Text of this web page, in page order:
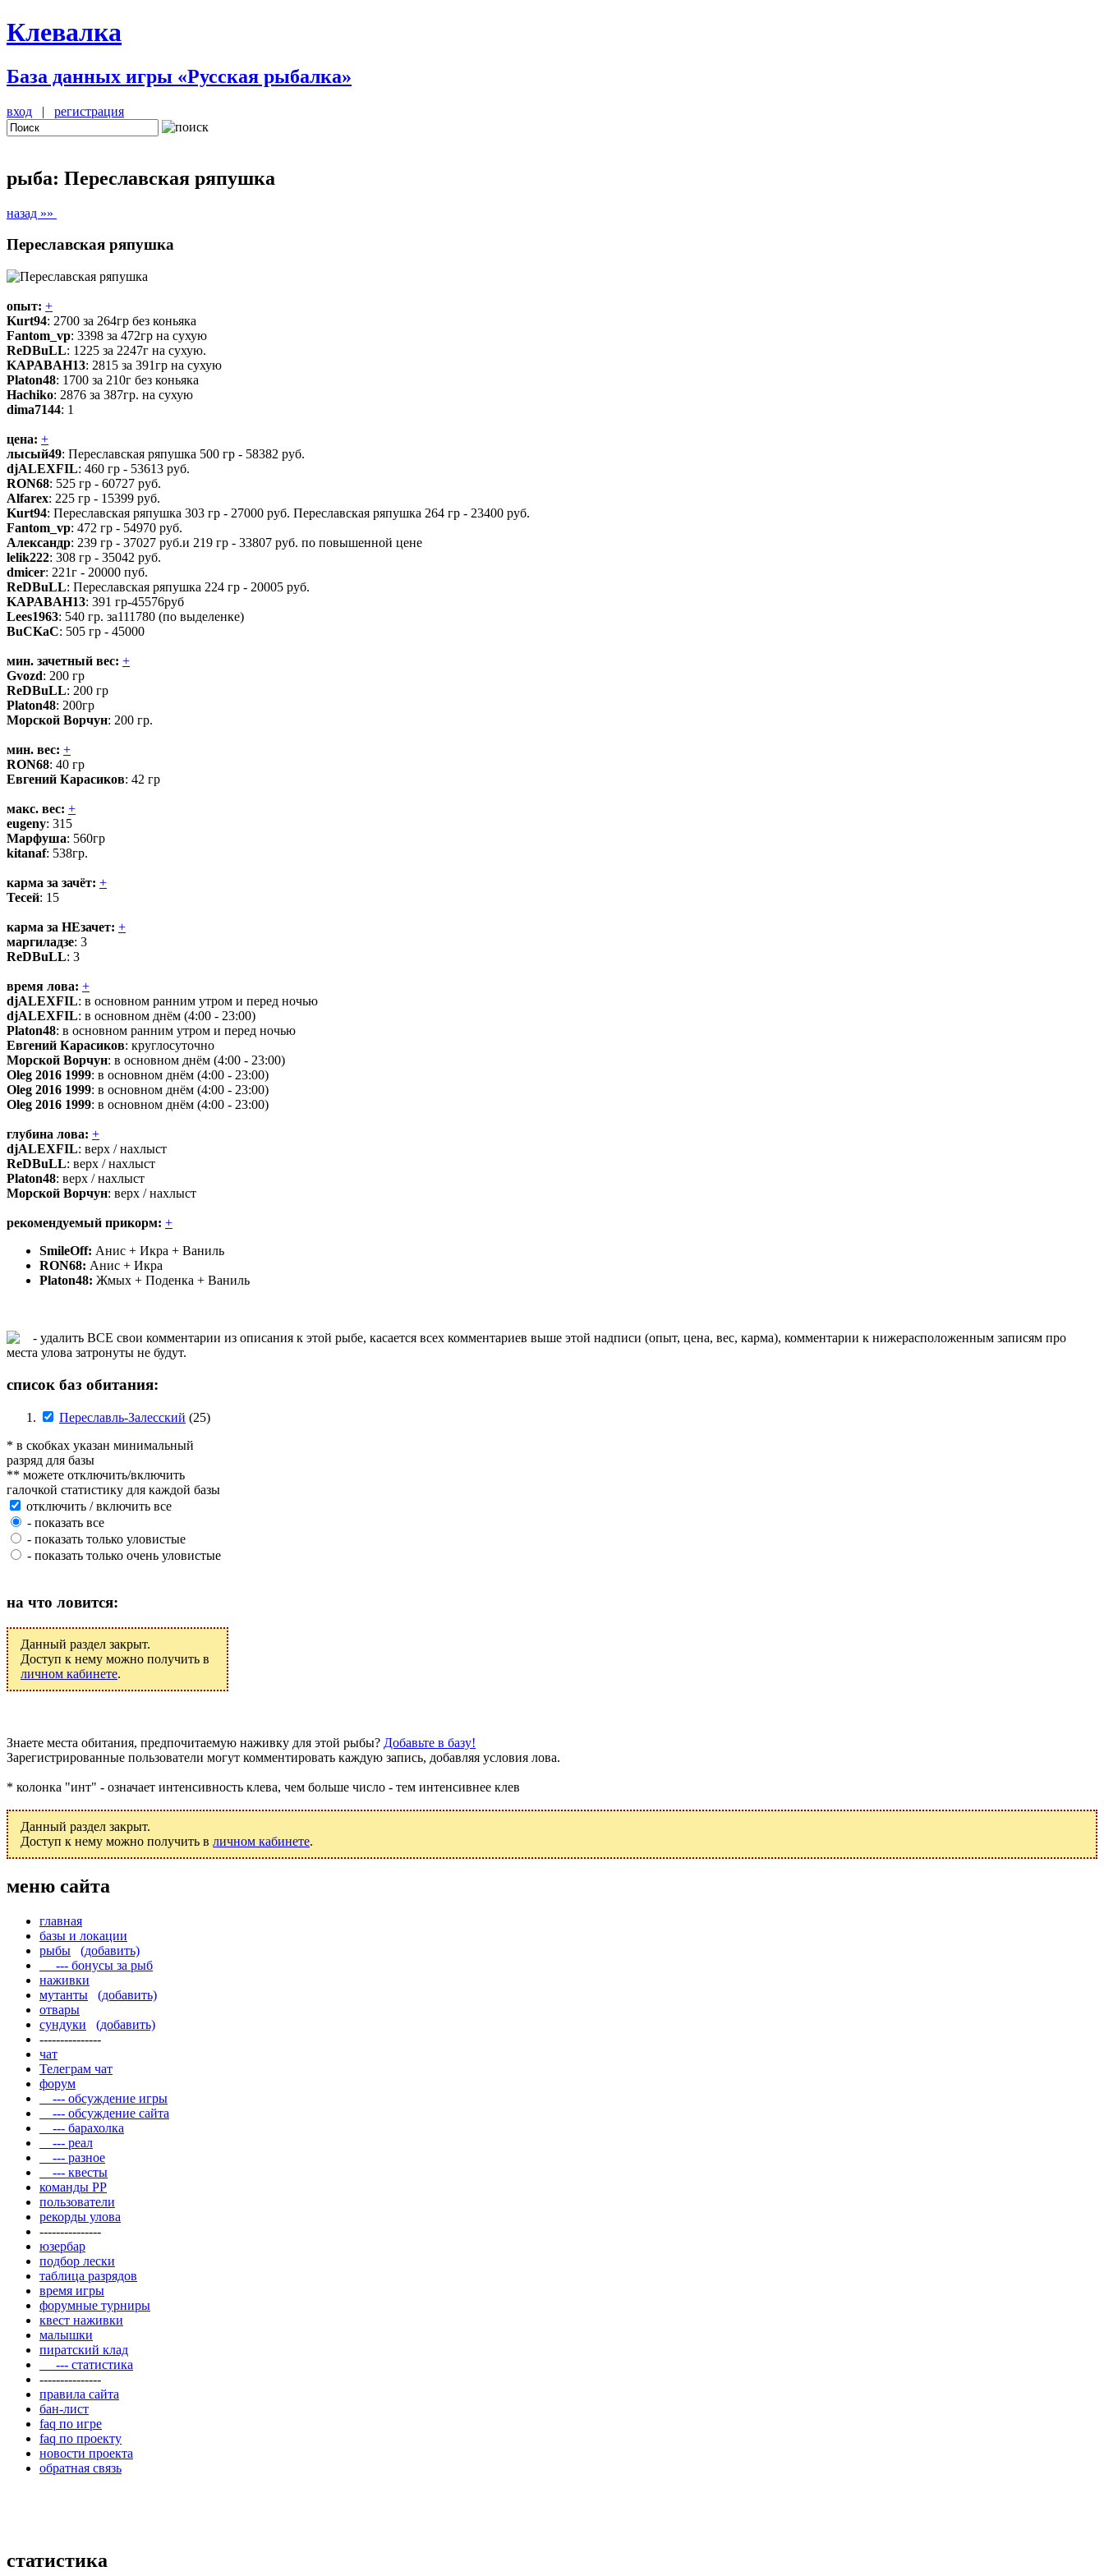
Клевалка
База данных игры «Русская рыбалка»
вход | регистрация
рыба: Переславская ряпушка
назад »»
Переславская ряпушка
опыт: +
Kurt94: 2700 за 264гр без коньяка
Fantom_vp: 3398 за 472гр на сухую
ReDBuLL: 1225 за 2247г на сухую.
KAPABAH13: 2815 за 391гр на сухую
Platon48: 1700 за 210г без коньяка
Hachiko: 2876 за 387гр. на сухую
dima7144: 1
цена: +
лысый49: Переславская ряпушка 500 гр - 58382 руб.
djALEXFIL: 460 гр - 53613 руб.
RON68: 525 гр - 60727 руб.
Alfarex: 225 гр - 15399 руб.
Kurt94: Переславская ряпушка 303 гр - 27000 руб. Переславская ряпушка 264 гр - 23400 руб.
Fantom_vp: 472 гр - 54970 руб.
Александр: 239 гр - 37027 руб.и 219 гр - 33807 руб. по повышенной цене
lelik222: 308 гр - 35042 руб.
dmicer: 221г - 20000 пуб.
ReDBuLL: Переславская ряпушка 224 гр - 20005 руб.
KAPABAH13: 391 гр-45576руб
Lees1963: 540 гр. за111780 (по выделенке)
BuCKaC: 505 гр - 45000
мин. зачетный вес: +
Gvozd: 200 гр
ReDBuLL: 200 гр
Platon48: 200гр
Морской Ворчун: 200 гр.
мин. вес: +
RON68: 40 гр
Евгений Карасиков: 42 гр
макс. вес: +
eugeny: 315
Марфуша: 560гр
kitanaf: 538гр.
карма за зачёт: +
Тесей: 15
карма за НЕзачет: +
маргиладзе: 3
ReDBuLL: 3
время лова: +
djALEXFIL: в основном ранним утром и перед ночью
djALEXFIL: в основном днём (4:00 - 23:00)
Platon48: в основном ранним утром и перед ночью
Евгений Карасиков: круглосуточно
Морской Ворчун: в основном днём (4:00 - 23:00)
Oleg 2016 1999: в основном днём (4:00 - 23:00)
Oleg 2016 1999: в основном днём (4:00 - 23:00)
Oleg 2016 1999: в основном днём (4:00 - 23:00)
глубина лова: +
djALEXFIL: верх / нахлыст
ReDBuLL: верх / нахлыст
Platon48: верх / нахлыст
Морской Ворчун: верх / нахлыст
рекомендуемый прикорм: +
SmileOff: Анис + Икра + Ваниль
RON68: Анис + Икра
Platon48: Жмых + Поденка + Ваниль
- удалить ВСЕ свои комментарии из описания к этой рыбе, касается всех комментариев выше этой надписи (опыт, цена, вес, карма), комментарии к нижерасположенным записям про
места улова затронуты не будут.
список баз обитания:
Переславль-Залесский (25)
* в скобках указан минимальный
разряд для базы
** можете отключить/включить
галочкой статистику для каждой базы
отключить / включить все
- показать все
- показать только уловистые
- показать только очень уловистые
на что ловится:
Данный раздел закрыт.
Доступ к нему можно получить в
личном кабинете.
Знаете места обитания, предпочитаемую наживку для этой рыбы? Добавьте в базу!
Зарегистрированные пользователи могут комментировать каждую запись, добавляя условия лова.
* колонка "инт" - означает интенсивность клева, чем больше число - тем интенсивнее клев
Данный раздел закрыт.
Доступ к нему можно получить в личном кабинете.
меню сайта
главная
базы и локации
рыбы
(добавить)
--- бонусы за рыб
наживки
мутанты
(добавить)
отвары
сундуки
(добавить)
---------------
чат
Телеграм чат
форум
--- обсуждение игры
--- обсуждение сайта
--- барахолка
--- реал
--- разное
--- квесты
команды РР
пользователи
рекорды улова
---------------
юзербар
подбор лески
таблица разрядов
время игры
форумные турниры
квест наживки
малышки
пиратский клад
--- статистика
---------------
правила сайта
бан-лист
faq по игре
faq по проекту
новости проекта
обратная связь
статистика